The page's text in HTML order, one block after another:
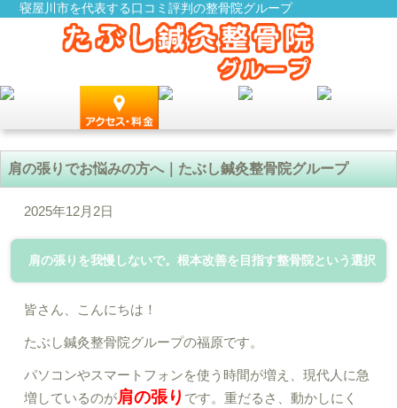
寝屋川市を代表する口コミ評判の整骨院グループ
肩の張りでお悩みの方へ｜たぶし鍼灸整骨院グループ
2025年12月2日
肩の張りを我慢しないで。根本改善を目指す整骨院という選択
皆さん、こんにちは！
たぶし鍼灸整骨院グループの福原です。
パソコンやスマートフォンを使う時間が増え、現代人に急
増しているのが肩の張り です。重だるさ、動かしにく